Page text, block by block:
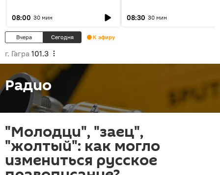
08:00 30 мин 08:30 30 мин
Вчера Сегодня К эфиру
г. Гагра 101.3
Радио
"Молодци", "заец",
"жолтый": как могло
измениться русское